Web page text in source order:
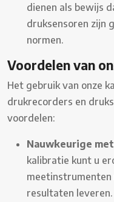
dienen als bewijs
druksensoren zijn
normen.
Voordelen van
Het gebruik van onze
drukrecorders en
voordelen:
Nauwkeurige
kalibratie kunt u
meetinstrumenten
resultaten leveren.